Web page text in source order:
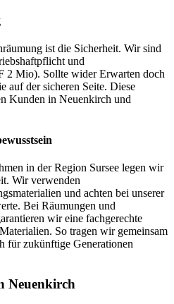
ist die Sicherheit. Wir sind
und
2 Mio). Sollte wider Erwarten doch
auf der sicheren Seite. Diese
Kunden in Neuenkirch und
in der Region Sursee legen wir
Wir verwenden
und achten bei unserer
Bei Räumungen und
wir eine fachgerechte
So tragen wir gemeinsam
für zukünftige Generationen
Neuenkirch